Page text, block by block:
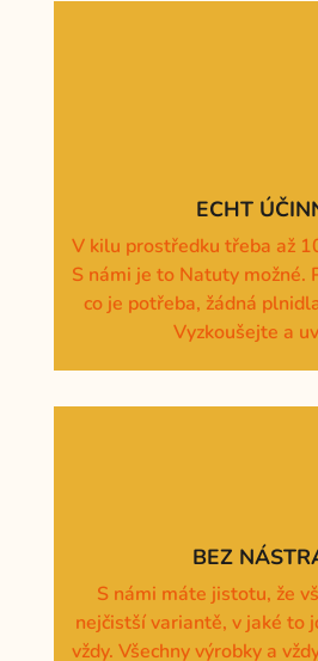
ECHT
V kilu prostředku třeba až
S námi je to Natuty možné.
co je potřeba, žádná
Vyzkoušejte a
BEZ
S námi máte jistotu, že
nejčistší variantě, v jaké to
vždy. Všechny výrobky a